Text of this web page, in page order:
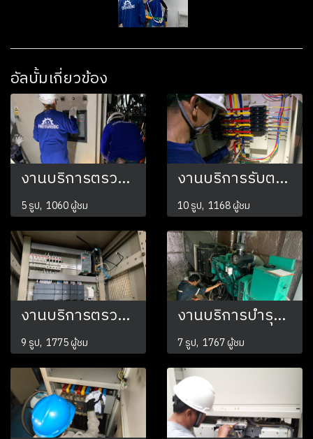
อัลบั้มเกี่ยวข้อง
งานบริการตรวจสอบระบบไฟฟ้า บำรุงรักษาหม้อแปลงไฟฟ้า
5 รูป, 1060 ผู้ชม
งานบริการรับตรวจสอบระบบไฟฟ้า
10 รูป, 1168 ผู้ชม
งานบริการตรวจสอบระบบไฟฟ้า ทำความสะอาดตู้เมนไฟฟ้า ทำการวัดค่าความต้านทานดิน ค่าความเป็นฉนวน
9 รูป, 1775 ผู้ชม
งานบริการบำรุงรักษาเครื่องกำเนิดไฟฟ้า ตรวจเช็คระบบ เปลี่ยนถ่ายน้ำมันเครื่องยนต์
7 รูป, 1767 ผู้ชม